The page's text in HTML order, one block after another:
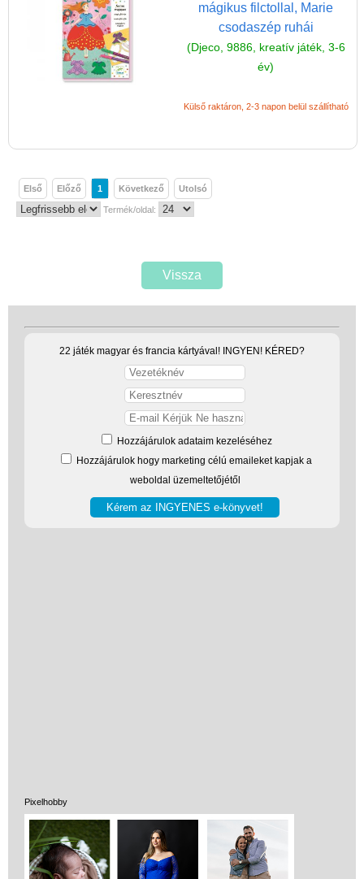
mágikus filctollal, Marie
csodaszép ruhái
(Djeco, 9886, kreatív játék, 3-6
év)
Külső raktáron, 2-3 napon belül szállítható
Első Előző 1 Következő Utolsó
Termék/oldal:
Vissza
22 játék magyar és francia kártyával! INGYEN! KÉRED?
Hozzájárulok adataim kezeléséhez
Hozzájárulok hogy marketing célú emaileket kapjak a
weboldal üzemeltetőjétől
Pixelhobby
Puzzle
Spiegelburg játékok
Strandjátékok
Szerelés, barkácsolás, kerti
Szerepjáték
Tanulást segítő játék
Úti játékok, Utazó játékok
játékok
5%-os törzsvásárlói
kedvezmény